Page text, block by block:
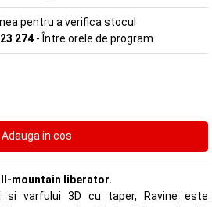
pentru a verifica stocul
274 - Între orele de program
mountain liberator.
si varfului 3D cu taper, Ravine este